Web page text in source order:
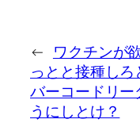
← ワクチンが
っとと接種しろ
バーコードリー
うにしとけ？